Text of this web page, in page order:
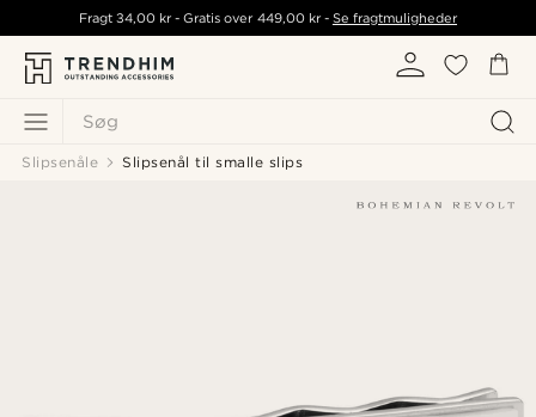
Søg
Fragt34,00 kr - Gratis over 449,00 kr- Se fragtmuligheder
Slipsenåle Slipsenål til smalle slips